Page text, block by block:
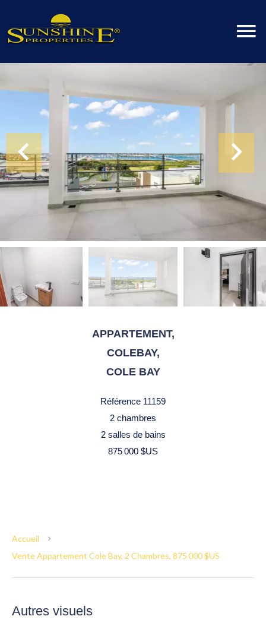
APPARTEMENT,
COLEBAY,
COLE BAY
Référence 11159
2 chambres
2 salles de bains
875 000 $US
Accueil
Vente Appartement Cole Bay, 2 Chambres, 875 000 $US
Autres visuels